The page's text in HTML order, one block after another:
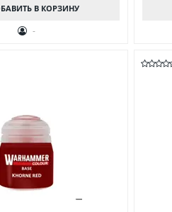
В КОРЗИНУ
-